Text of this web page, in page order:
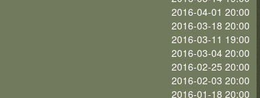
2016-04-01 20:00
2016-03-18 20:00
2016-03-11 19:00
2016-03-04 20:00
2016-02-25 20:00
2016-02-03 20:00
2016-01-18 20:00